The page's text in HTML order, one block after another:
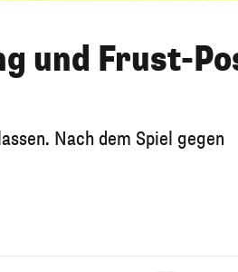
und Frust-
Nach dem Spiel gegen